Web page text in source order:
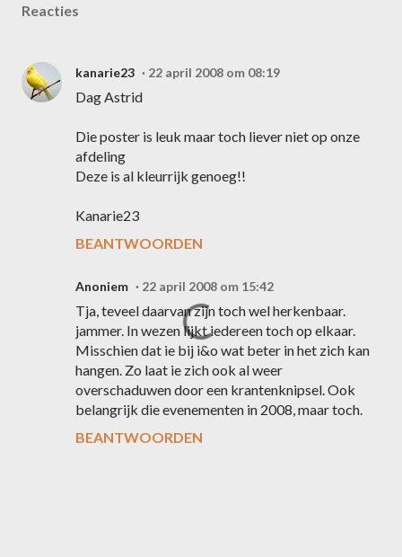
Reacties
kanarie23 22 april 2008 om 08:19
Dag Astrid
Die poster is leuk maar toch liever niet op onze
afdeling
Deze is al kleurrijk genoeg!!
Kanarie23
BEANTWOORDEN
Anoniem 22 april 2008 om 15:42
Tja, teveel daarvan zijn toch wel herkenbaar.
jammer. In wezen lijkt iedereen toch op elkaar.
Misschien dat ie bij i&o wat beter in het zich kan
hangen. Zo laat ie zich ook al weer
overschaduwen door een krantenknipsel. Ook
belangrijk die evenementen in 2008, maar toch.
BEANTWOORDEN